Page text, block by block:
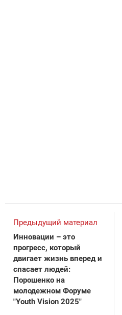
Предыдущий материал
Инновации – это
прогресс, который
двигает жизнь вперед и
спасает людей:
Порошенко на
молодежном Форуме
"Youth Vision 2025"